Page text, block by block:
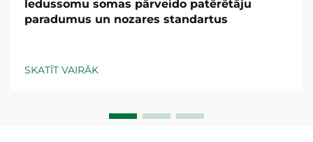
ledussomu somas pārveido patērētāju
paradumus un nozares standartus
SKATĪT VAIRĀK